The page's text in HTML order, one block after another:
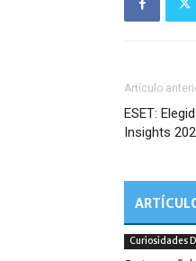
Artículo
ESET:
Insights
Curiosidades